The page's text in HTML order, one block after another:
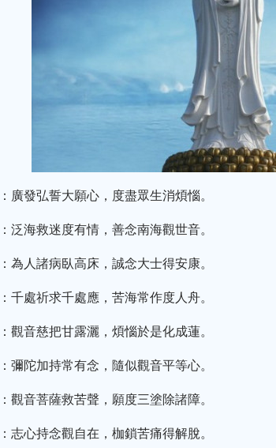
廣發弘誓大願心，度盡眾生消煩惱。
泛海救迷度有情，善念南海觀世音。
為人諸病臥高床，誠念大士得安康。
千處祈求千處應，苦海常作度人舟。
觀音慈把甘露灑，煩惱於是化成蓮。
彌陀加持常有念，隨似觀音平等心。
觀音菩薩救苦聲，願度三塗除諸障。
志心持念觀自在，枷鎖苦痛得解脫。